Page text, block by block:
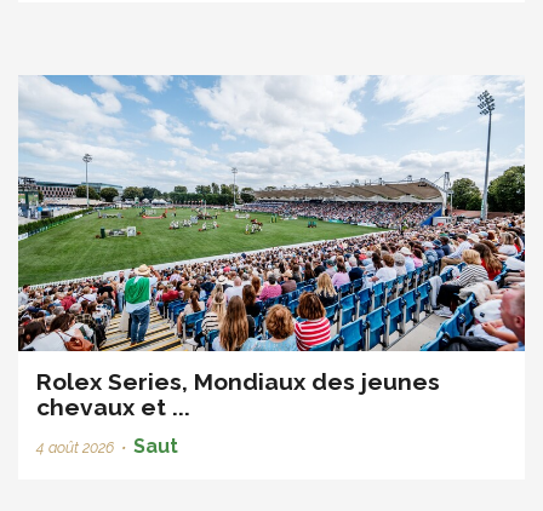
Rolex Series, Mondiaux des jeunes
chevaux et ...
4 août 2026 • Saut